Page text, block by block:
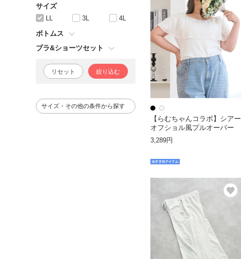
サイズ
LL 3L 4L
ボトムス
ブラ&ショーツセット
リセット 絞り込む
サイズ・その他の条件から探す
【らむちゃんコラボ】シアー
オフショル風プルオーバー
3,289円